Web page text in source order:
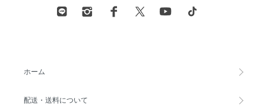
ホーム
配送・送料について